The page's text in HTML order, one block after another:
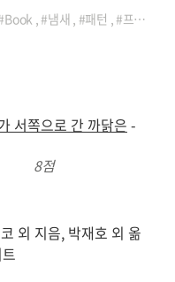
,#냄새 , #패턴 ,#프로젝트
서쪽으로 간 까닭은 -
8점
외 지음, 박재호 외 옮